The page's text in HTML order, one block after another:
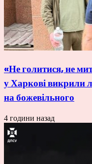
«Не голитися, не
у Харкові викрили
на божевільного
4 години назад